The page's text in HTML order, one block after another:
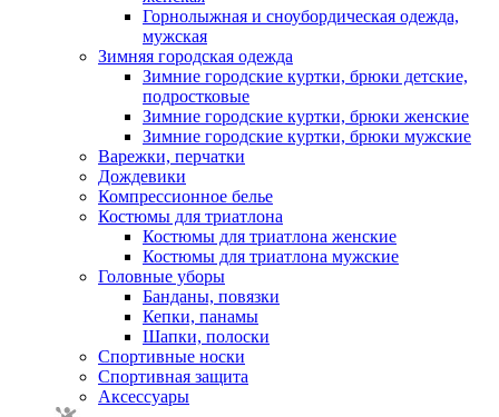
Горнолыжная и сноубордическая одежда,
мужская
Зимняя городская одежда
Зимние городские куртки, брюки детские,
подростковые
Зимние городские куртки, брюки женские
Зимние городские куртки, брюки мужские
Варежки, перчатки
Дождевики
Компрессионное белье
Костюмы для триатлона
Костюмы для триатлона женские
Костюмы для триатлона мужские
Головные уборы
Банданы, повязки
Кепки, панамы
Шапки, полоски
Спортивные носки
Спортивная защита
Аксессуары